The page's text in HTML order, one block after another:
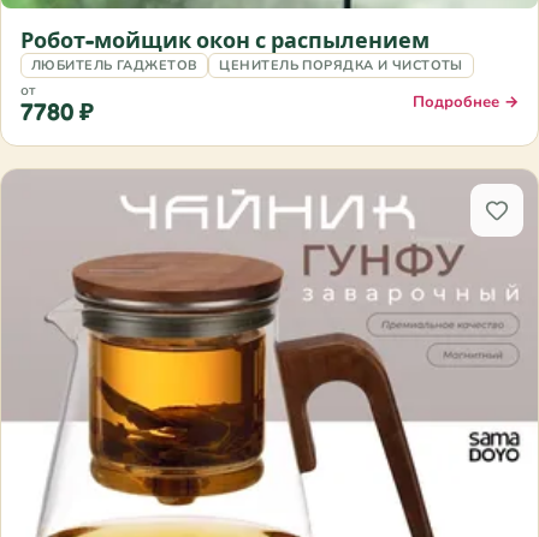
Робот-мойщик окон с распылением
ЛЮБИТЕЛЬ ГАДЖЕТОВ ЦЕНИТЕЛЬ ПОРЯДКА И ЧИСТОТЫ
от
7780 ₽ Подробнее →